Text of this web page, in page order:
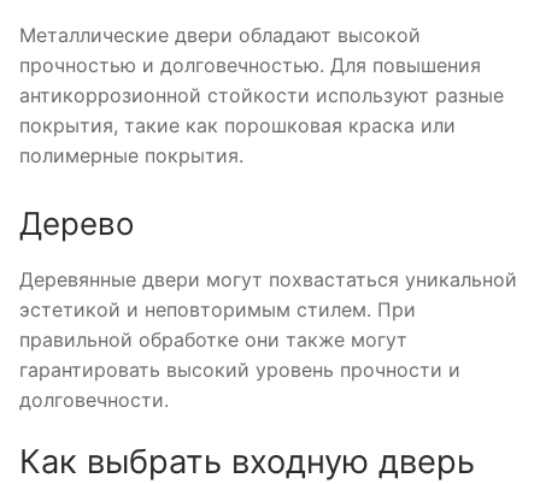
Металлические двери обладают высокой
прочностью и долговечностью. Для повышения
антикоррозионной стойкости используют разные
покрытия, такие как порошковая краска или
полимерные покрытия.
Дерево
Деревянные двери могут похвастаться уникальной
эстетикой и неповторимым стилем. При
правильной обработке они также могут
гарантировать высокий уровень прочности и
долговечности.
Как выбрать входную дверь